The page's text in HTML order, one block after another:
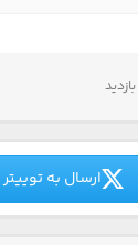
ارسال به توییتر